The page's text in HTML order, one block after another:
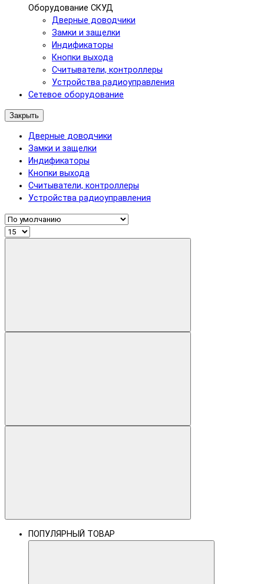
Оборудование СКУД
Дверные доводчики
Замки и защелки
Индификаторы
Кнопки выхода
Считыватели, контроллеры
Устройства радиоуправления
Сетевое оборудование
Закрыть
Дверные доводчики
Замки и защелки
Индификаторы
Кнопки выхода
Считыватели, контроллеры
Устройства радиоуправления
ПОПУЛЯРНЫЙ ТОВАР